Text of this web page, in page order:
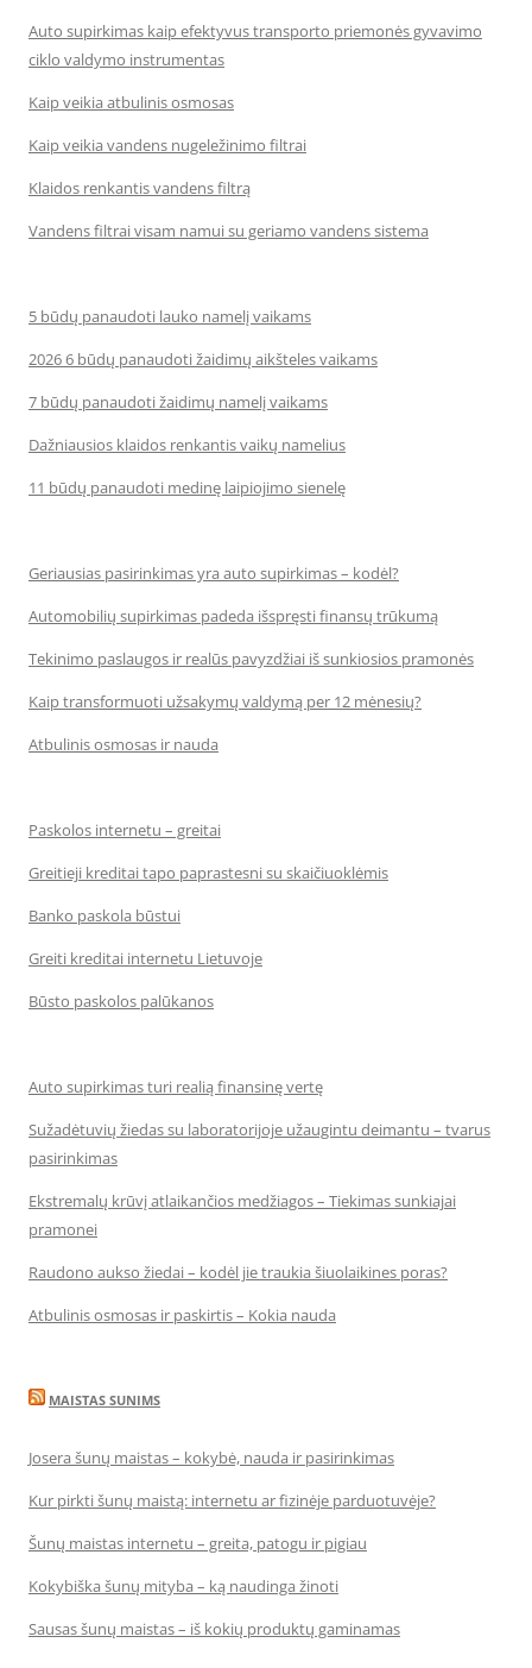
Auto supirkimas kaip efektyvus transporto priemonės gyvavimo
ciklo valdymo instrumentas
Kaip veikia atbulinis osmosas
Kaip veikia vandens nugeležinimo filtrai
Klaidos renkantis vandens filtrą
Vandens filtrai visam namui su geriamo vandens sistema
5 būdų panaudoti lauko namelį vaikams
2026 6 būdų panaudoti žaidimų aikšteles vaikams
7 būdų panaudoti žaidimų namelį vaikams
Dažniausios klaidos renkantis vaikų namelius
11 būdų panaudoti medinę laipiojimo sienelę
Geriausias pasirinkimas yra auto supirkimas – kodėl?
Automobilių supirkimas padeda išspręsti finansų trūkumą
Tekinimo paslaugos ir realūs pavyzdžiai iš sunkiosios pramonės
Kaip transformuoti užsakymų valdymą per 12 mėnesių?
Atbulinis osmosas ir nauda
Paskolos internetu – greitai
Greitieji kreditai tapo paprastesni su skaičiuoklėmis
Banko paskola būstui
Greiti kreditai internetu Lietuvoje
Būsto paskolos palūkanos
Auto supirkimas turi realią finansinę vertę
Sužadėtuvių žiedas su laboratorijoje užaugintu deimantu – tvarus
pasirinkimas
Ekstremalų krūvį atlaikančios medžiagos – Tiekimas sunkiajai
pramonei
Raudono aukso žiedai – kodėl jie traukia šiuolaikines poras?
Atbulinis osmosas ir paskirtis – Kokia nauda
MAISTAS SUNIMS
Josera šunų maistas – kokybė, nauda ir pasirinkimas
Kur pirkti šunų maistą: internetu ar fizinėje parduotuvėje?
Šunų maistas internetu – greita, patogu ir pigiau
Kokybiška šunų mityba – ką naudinga žinoti
Sausas šunų maistas – iš kokių produktų gaminamas